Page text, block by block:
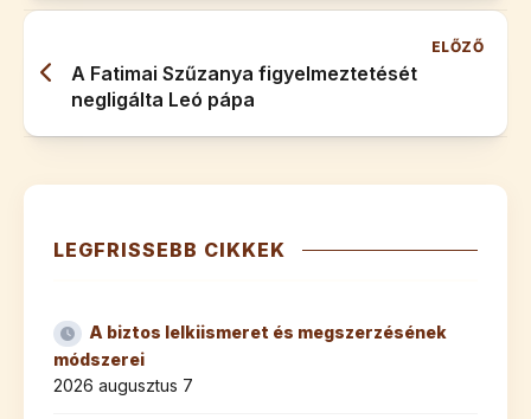
ELŐZŐ
A Fatimai Szűzanya figyelmeztetését
negligálta Leó pápa
LEGFRISSEBB CIKKEK
A biztos lelkiismeret és megszerzésének
módszerei
2026 augusztus 7